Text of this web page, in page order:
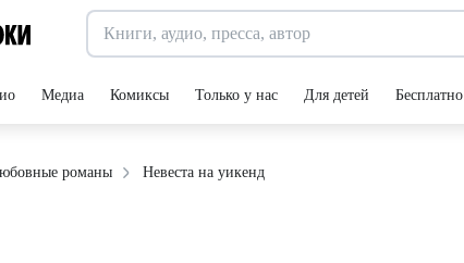
Медиа Комиксы Только у нас Для детей Бесплатно
романы Невеста на уикенд